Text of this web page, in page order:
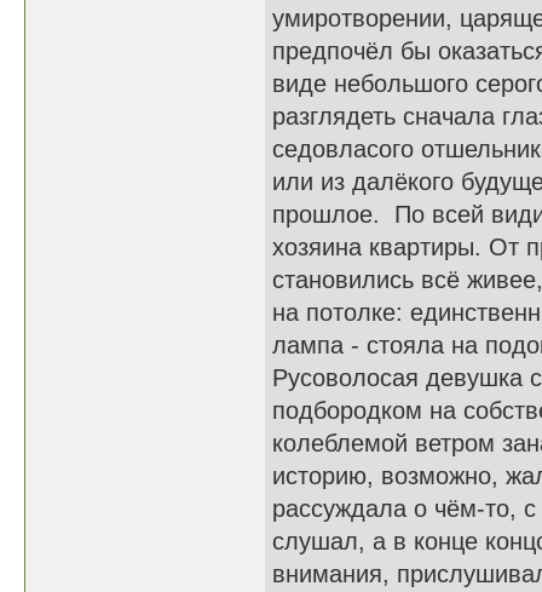
умиротворении,
предпочёл бы
виде небольшого
разглядеть сначала
седовласого
или из далёкого
прошлое. По всей
хозяина квартиры. От
становились всё
на потолке:
лампа - стояла на
Русоволосая девушка
подбородком на
колеблемой ветром
историю, возможно,
рассуждала о чём-то,
слушал, а в конце
внимания,